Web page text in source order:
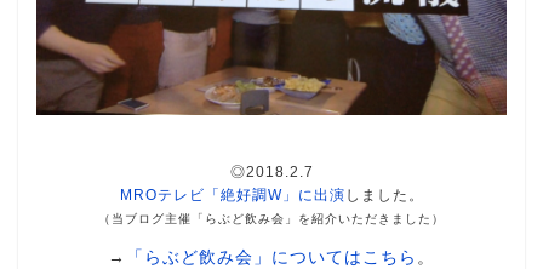
◎2018.2.7
MROテレビ「絶好調W」に出演 しました。
（当ブログ主催「らぶど飲み会」を紹介いただきました）
→ 「らぶど飲み会」についてはこちら 。